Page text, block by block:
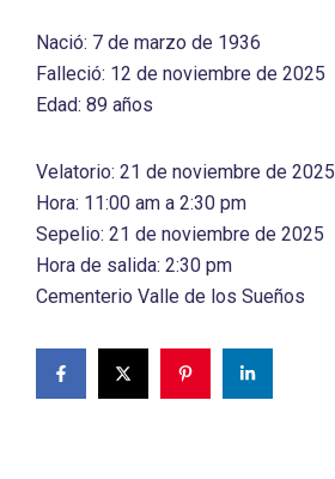
Nació: 7 de marzo de 1936
Falleció: 12 de noviembre de 2025
Edad: 89 años
Velatorio: 21 de noviembre de 2025
Hora: 11:00 am a 2:30 pm
Sepelio: 21 de noviembre de 2025
Hora de salida: 2:30 pm
Cementerio Valle de los Sueños